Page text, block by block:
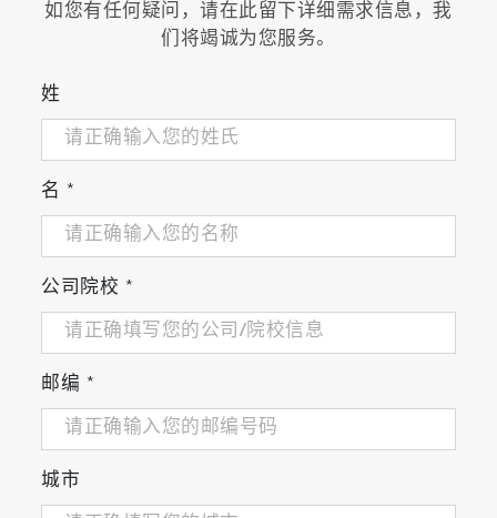
如您有任何疑问，请在此留下详细需求信息，我
们将竭诚为您服务。
姓
名 *
公司院校 *
邮编 *
城市